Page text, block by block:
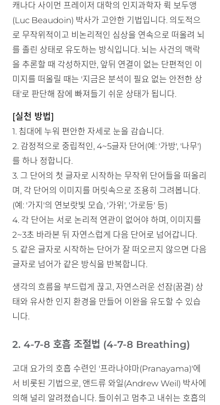
캐나다 사이먼 프레이저 대학의 인지과학자 뤽 보두앵
(Luc Beaudoin) 박사가 고안한 기법입니다. 의도적으
로 무작위적이고 비논리적인 심상을 연속으로 떠올려 뇌
를 졸린 상태로 유도하는 방식입니다. 뇌는 사건의 맥락
을 추론할 때 각성하지만, 앞뒤 연결이 없는 단편적인 이
미지를 떠올릴 때는 '지금은 분석이 필요 없는 안전한 상
태'로 판단해 잠에 빠져들기 쉬운 상태가 됩니다.
[실천 방법]
1. 침대에 누워 편안한 자세로 눈을 감습니다.
2. 감정적으로 중립적인, 4~5글자 단어(예: '가방', '나무')
를 하나 정합니다.
3. 그 단어의 첫 글자로 시작하는 무작위 단어들을 떠올리
며, 각 단어의 이미지를 머릿속으로 조용히 그려봅니다.
(예: '가지'의 연보랏빛 모습, '가위', '가로등' 등)
4. 각 단어는 서로 논리적 연관이 없어야 하며, 이미지를
2~3초 바라본 뒤 자연스럽게 다음 단어로 넘어갑니다.
5. 같은 글자로 시작하는 단어가 잘 떠오르지 않으면 다음
글자로 넘어가 같은 방식을 반복합니다.
생각의 흐름을 부드럽게 끊고, 자연스러운 선잠(꿈결) 상
태와 유사한 인지 환경을 만들어 이완을 유도할 수 있습
니다.
2. 4-7-8 호흡 조절법 (4-7-8 Breathing)
고대 요가의 호흡 수련인 '프라나야마(Pranayama)'에
서 비롯된 기법으로, 앤드류 와일(Andrew Weil) 박사에
의해 널리 알려졌습니다. 들이쉬고 멈추고 내쉬는 호흡의